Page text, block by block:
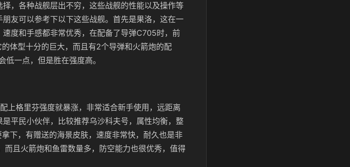
，各种战舰层出不穷，这些战舰的性能以及操作等
友可以参考下以下这些战舰。首先是果洛，这在一
度和手感都非常优秀，在配备了导弹C705时，前
体型十分的巨大，而且有2个导弹和火箭炮的配
一点，但是胜在强度高。
上格里芬强度就暴涨，非常适合新手使用，远距离
平民小伙伴，比较推荐乌沙科夫号，属性均衡，整
下，有赠送的海景皮肤，速度非常快，耐久也是非
且火箭炮和鱼雷数量多，防空能力也很优秀，值得